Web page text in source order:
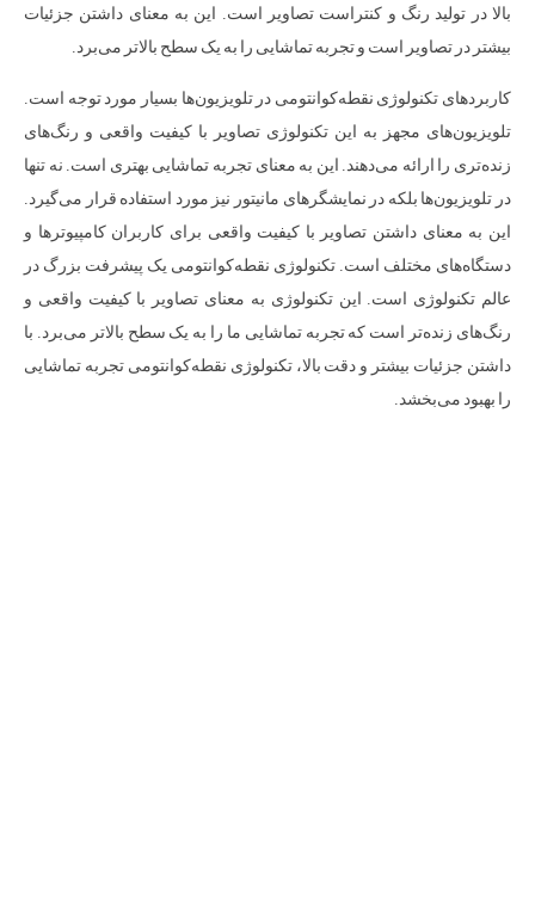
بالا در تولید رنگ و کنتراست تصاویر است. این به معنای داشتن جزئیات
بیشتر در تصاویر است و تجربه تماشایی را به یک سطح بالاتر می‌برد.
کاربردهای تکنولوژی نقطه‌کوانتومی در تلویزیون‌ها بسیار مورد توجه است.
تلویزیون‌های مجهز به این تکنولوژی تصاویر با کیفیت واقعی و رنگ‌های
زنده‌تری را ارائه می‌دهند. این به معنای تجربه تماشایی بهتری است. نه تنها
در تلویزیون‌ها بلکه در نمایشگرهای مانیتور نیز مورد استفاده قرار می‌گیرد.
این به معنای داشتن تصاویر با کیفیت واقعی برای کاربران کامپیوترها و
دستگاه‌های مختلف است. تکنولوژی نقطه‌کوانتومی یک پیشرفت بزرگ در
عالم تکنولوژی است. این تکنولوژی به معنای تصاویر با کیفیت واقعی و
رنگ‌های زنده‌تر است که تجربه تماشایی ما را به یک سطح بالاتر می‌برد. با
داشتن جزئیات بیشتر و دقت بالا، تکنولوژی نقطه‌کوانتومی تجربه تماشایی
را بهبود می‌بخشد.